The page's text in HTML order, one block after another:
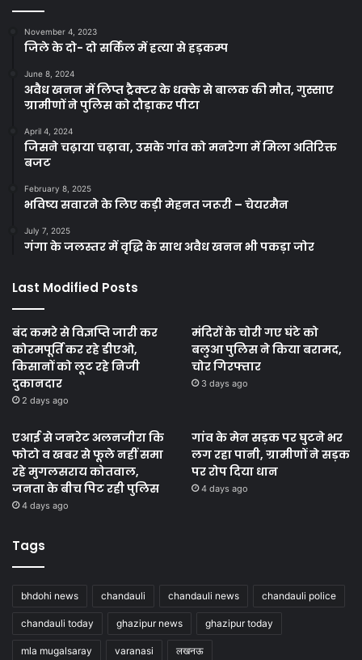
November 4, 2023
जिले के दो- दो सर्किल में हत्या से हड़कम्प
June 8, 2024
अवैध खनन में लिप्त ट्रैक्टर के धक्के से बालक की मौत, गुस्साए
ग्रामीणों ने पुलिस को दौड़ाकर पीटा
April 4, 2024
जिसने चढ़ाया चढ़ावा, उसके गांव को मनरेगा में मिला अतिरिक्त
बजट
February 8, 2025
भविष्य सवारने के लिए कड़ी मेहनत जरूरी – चेयरमैन
July 7, 2025
गंगा के जलस्तर में वृद्धि के साथ अवैध खनन भी पकड़ा जोर
Last Modified Posts
बंद कमरे से विज्ञप्ति जारी कर
कोरमपूर्ति कर रहे डीएओ,
किसानों को लूट रहे निजी
दुकानदार
2 days ago
मंदिरों के चोरी गए घंटे को
बलुआ पुलिस ने किया बरामद,
चोर गिरफ्तार
3 days ago
एआई से जनरेट अलनजीरा कि
फोटो व खबर से फूले नहीं समा
रहे मुगलसराय कोतवाल,
जनता के बीच पिट रही पुलिस
4 days ago
गांव के मेन सड़क पर घुटने भर
लग रहा पानी, ग्रामीणों ने सड़क
पर रोप दिया धान
4 days ago
Tags
bhdohi news chandauli chandauli news chandauli police
chandauli today ghazipur news ghazipur today
mla mugalsaray varanasi लखनऊ